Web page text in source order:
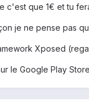
c'est que 1€ et tu
je ne pense pas
Xposed
le Google Play